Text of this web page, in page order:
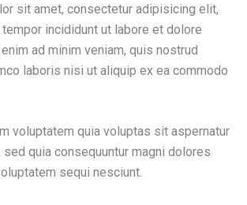
sit amet, consectetur adipisicing elit,
incididunt ut labore et dolore
ad minim veniam, quis nostrud
laboris nisi ut aliquip ex ea commodo
voluptatem quia voluptas sit aspernatur
quia consequuntur magni dolores
sequi nesciunt.